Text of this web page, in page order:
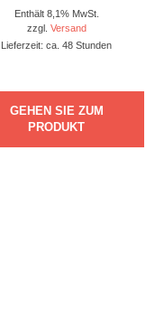
Enthält 8,1% MwSt.
zzgl. Versand
Lieferzeit: ca. 48 Stunden
GEHEN SIE ZUM
PRODUKT